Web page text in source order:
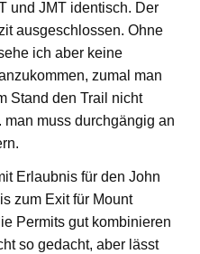
und JMT identisch. Der
ausgeschlossen. Ohne
ich aber keine
zumal man
Stand den Trail nicht
muss durchgängig an
Erlaubnis für den John
zum Exit für Mount
Permits gut kombinieren
so gedacht, aber lässt